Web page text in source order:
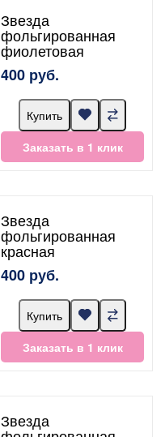
Звезда
фольгированная
фиолетовая
400 руб.
Купить
Заказать в 1 клик
Звезда
фольгированная
красная
400 руб.
Купить
Заказать в 1 клик
Звезда